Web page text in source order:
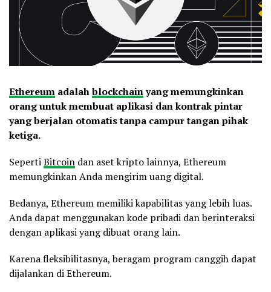
Ethereum adalahblockchainyang memungkinkan
orang untuk membuat aplikasi dan kontrak pintar
yang berjalan otomatis tanpa campur tangan pihak
ketiga.
SepertiBitcoin dan aset kripto lainnya, Ethereum
memungkinkan Anda mengirim uang digital.
Bedanya, Ethereum memiliki kapabilitas yang lebih luas.
Anda dapat menggunakan kode pribadi dan berinteraksi
dengan aplikasi yang dibuat orang lain.
Karena fleksibilitasnya, beragam program canggih dapat
dijalankan di Ethereum.